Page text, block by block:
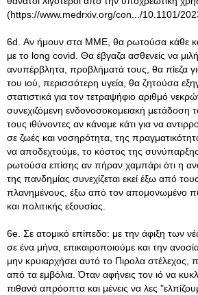
(https://www.medrxiv.org/con.../10.1101/
6d. Αν ήμουν στα ΜΜΕ, θα ρωτούσα κάθε
με το long covid. Θα έβγαζα ασθενείς να
ανυπέρβλητα, προβλήματά τους, θα πίεζα
του ιού, περισσότερη υγεία, θα ζητούσα
στατιστικά για τον τετραψήφιο αριθμό
συνεχιζόμενη ενδονοσοκομειακή
τους ιθύνοντες αν κάναμε κάτι για να
σε ζωές και νοσηρότητα, της
να αποδεχτούμε, το κόστος της
ρωτούσα επίσης αν πήραν χαμπάρι ότι η
της πανδημίας συνεχίζεται εκεί έξω από
πλανημένους, έξω από τον απομονωμένο
και πολιτικής εξουσίας.
6e. Σε ατομικό επίπεδο: με την άφιξη των
σε ένα μήνα, επικαιροποιούμε και την
μην κρυιαρχήσει αυτό το Πιρολα στέλεχος,
από τα εμβόλια. Όταν αφήνεις τον ιό να
πιθανά απρόοπτα και μένεις να λες